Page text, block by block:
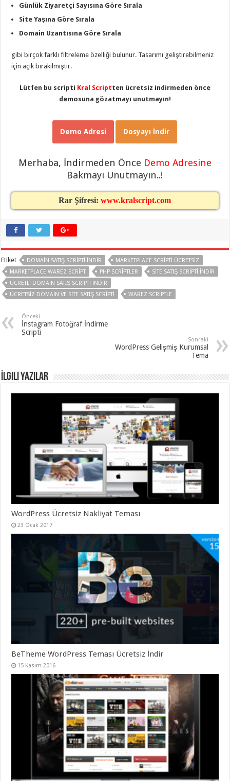
taşımacılık
gaziantep
asansörlü
evden
taşımacılık,
organizasyon,
organizasyon,
takipçi
twitter
hilesi,
instagram
hilesi,
Günlük Ziyaretçi Sayısına Göre Sırala
Site Yaşına Göre Sırala
Domain Uzantısına Göre Sırala
gibi birçok farklı filtreleme özelliği bulunur. Tasarımı geliştirebilmeniz
için açık bırakılmıştır.
Lütfen bu scripti Kral Scriptten ücretsiz indirmeden önce
demosuna gözatmayı unutmayın!
Demo Adresi Dosyayı İndir
Merhaba, İndirmeden Önce Demo Adresine
Bakmayı Unutmayın..!
Rar Şifresi:www.kralscript.com
Etiket DOMAIN SATIŞ SCRIPTI INDIR
MARKETPLACE SCRIPTI ÜCRETSIZ
MARKETPLACE WAREZ SCRIPT
PHP SCRIPTLER
SITE SATIŞ SCRIPTI INDIR
ÜCRETLI DOMAIN SATIŞ SCRIPTI INDIR
ÜCRETSIZ DOMAIN VE SITE SATIŞ SCRIPTI
WAREZ SCRIPTLE
Önceki
İnstagram Fotoğraf İndirme
Scripti
Sonraki
WordPress Gelişmiş Kurumsal
Tema
İlgili Yazılar
WordPress Ücretsiz Nakliyat Teması
23 Ocak 2017
BeTheme WordPress Teması Ücretsiz İndir
15 Kasım 2016